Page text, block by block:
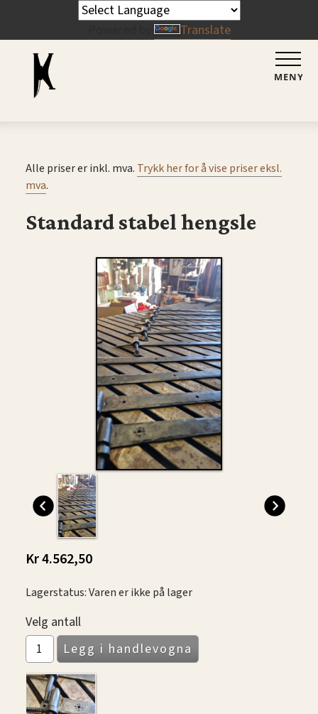
MENY
Alle priser er inkl. mva. Trykk her for å vise priser eksl.
mva.
Standard stabel hengsle
Kr 4.562,50
Lagerstatus: Varen er ikke på lager
Velg antall
Translate